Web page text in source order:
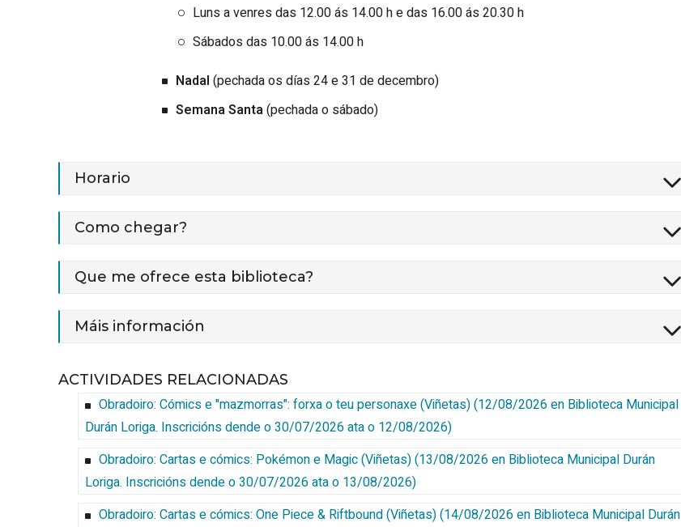
Luns a venres das 12.00 ás 14.00 h e das 16.00 ás 20.30 h
Sábados das 10.00 ás 14.00 h
Nadal (pechada os días 24 e 31 de decembro)
Semana Santa(pechada o sábado)
Horario
Como chegar?
Que me ofrece esta biblioteca?
Máis información
ACTIVIDADES RELACIONADAS
Obradoiro: Cómics e "mazmorras": forxa o teu personaxe (Viñetas)(12/08/2026en Biblioteca Municipal
Durán Loriga. Inscricións dende o 30/07/2026 ata o 12/08/2026)
Obradoiro: Cartas e cómics: Pokémon e Magic (Viñetas)(13/08/2026en Biblioteca Municipal Durán
Loriga. Inscricións dende o 30/07/2026 ata o 13/08/2026)
Obradoiro: Cartas e cómics: One Piece & Riftbound (Viñetas)(14/08/2026en Biblioteca Municipal Durán